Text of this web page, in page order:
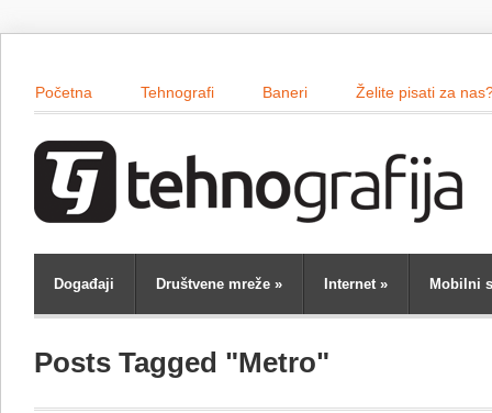
Početna Tehnografi Baneri Želite pisati za
Događaji Društvene mreže » Internet» Mobilni
Posts Tagged "Metro"